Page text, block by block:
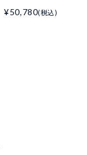
¥50,780(税込)